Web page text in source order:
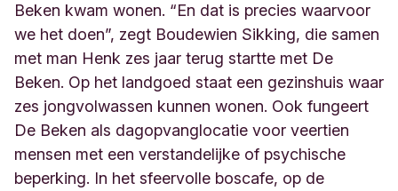
Beken kwam wonen. “En dat is precies waarvoor
we het doen”, zegt Boudewien Sikking, die samen
met man Henk zes jaar terug startte met De
Beken. Op het landgoed staat een gezinshuis waar
zes jongvolwassen kunnen wonen. Ook fungeert
De Beken als dagopvanglocatie voor veertien
mensen met een verstandelijke of psychische
beperking. In het sfeervolle boscafe, op de